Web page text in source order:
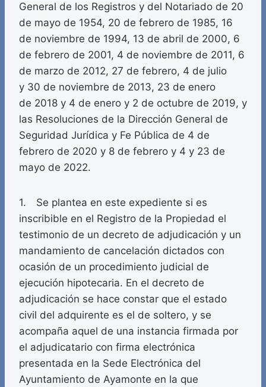
General de los Registros y del Notariado de 20
de mayo de 1954, 20 de febrero de 1985, 16
de noviembre de 1994, 13 de abril de 2000, 6
de febrero de 2001, 4 de noviembre de 2011, 6
de marzo de 2012, 27 de febrero, 4 de julio
y 30 de noviembre de 2013, 23 de enero
de 2018 y 4 de enero y 2 de octubre de 2019, y
las Resoluciones de la Dirección General de
Seguridad Jurídica y Fe Pública de 4 de
febrero de 2020 y 8 de febrero y 4 y 23 de
mayo de 2022.
1. Se plantea en este expediente si es
inscribible en el Registro de la Propiedad el
testimonio de un decreto de adjudicación y un
mandamiento de cancelación dictados con
ocasión de un procedimiento judicial de
ejecución hipotecaria. En el decreto de
adjudicación se hace constar que el estado
civil del adquirente es el de soltero, y se
acompaña aquel de una instancia firmada por
el adjudicatario con firma electrónica
presentada en la Sede Electrónica del
Ayuntamiento de Ayamonte en la que